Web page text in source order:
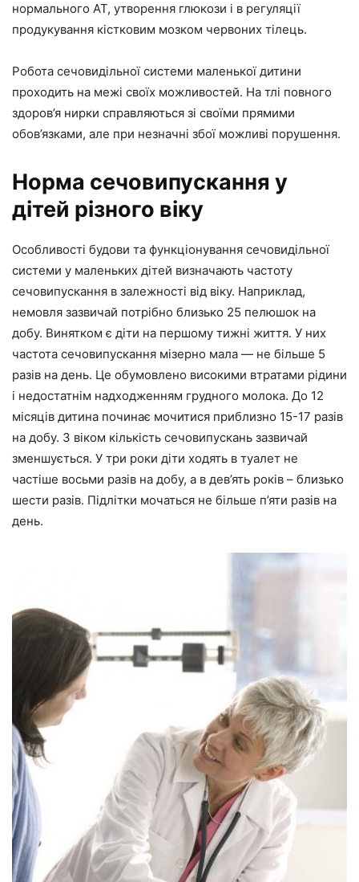
нормального АТ, утворення глюкози і в регуляції
продукування кістковим мозком червоних тілець.
Робота сечовидільної системи маленької дитини
проходить на межі своїх можливостей. На тлі повного
здоров’я нирки справляються зі своїми прямими
обов’язками, але при незначні збої можливі порушення.
Норма сечовипускання у
дітей різного віку
Особливості будови та функціонування сечовидільної
системи у маленьких дітей визначають частоту
сечовипускання в залежності від віку. Наприклад,
немовля зазвичай потрібно близько 25 пелюшок на
добу. Винятком є діти на першому тижні життя. У них
частота сечовипускання мізерно мала — не більше 5
разів на день. Це обумовлено високими втратами рідини
і недостатнім надходженням грудного молока. До 12
місяців дитина починає мочитися приблизно 15-17 разів
на добу. З віком кількість сечовипускань зазвичай
зменшується. У три роки діти ходять в туалет не
частіше восьми разів на добу, а в дев’ять років – близько
шести разів. Підлітки мочаться не більше п’яти разів на
день.